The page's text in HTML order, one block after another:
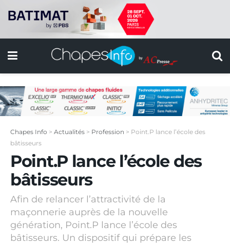
Chapes Info > Actualités > Profession > Point.P lance l’école des
bâtisseurs
Point.P lance l’école des
bâtisseurs
Afin de relancer l’attractivité de la
maçonnerie auprès de la nouvelle
génération, Point.P lance l’école des
bâtisseurs. Un dispositif qui prépare les